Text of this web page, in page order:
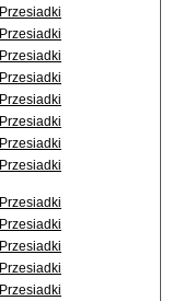
Przesiadki
Przesiadki
Przesiadki
Przesiadki
Przesiadki
Przesiadki
Przesiadki
Przesiadki
Przesiadki
Przesiadki
Przesiadki
Przesiadki
Przesiadki